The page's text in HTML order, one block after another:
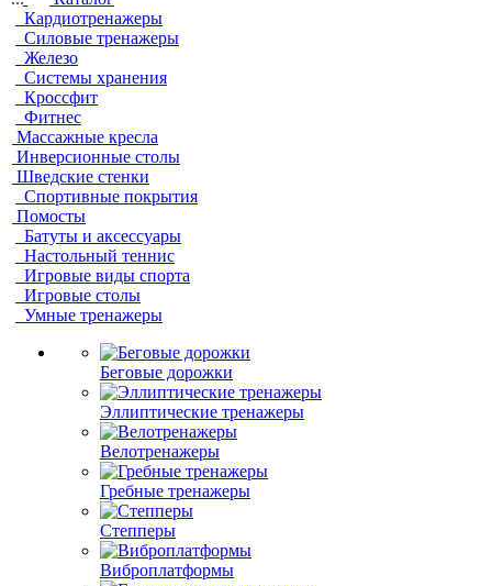
Кардиотренажеры
Силовые тренажеры
Железо
Системы хранения
Кроссфит
Фитнес
Массажные кресла
Инверсионные столы
Шведские стенки
Спортивные покрытия
Помосты
Батуты и аксессуары
Настольный теннис
Игровые виды спорта
Игровые столы
Умные тренажеры
Беговые дорожки
Эллиптические тренажеры
Велотренажеры
Гребные тренажеры
Степперы
Виброплатформы